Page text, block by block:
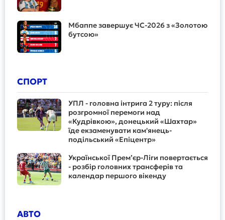
Мбаппе завершує ЧС-2026 з «Золотою
бутсою»
СПОРТ
УПЛ - головна інтрига 2 туру: після
розгромної перемоги над
«Кудрівкою», донецький «Шахтар»
їде екзаменувати кам'янець-
подільський «Епіцентр»
Української Прем’єр-Ліги повертається
- розбір головних трансферів та
календар першого вікенду
АВТО